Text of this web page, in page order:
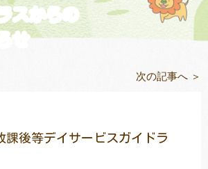
スからの
せ
次の記事へ ＞
課後等デイサービスガイドラ